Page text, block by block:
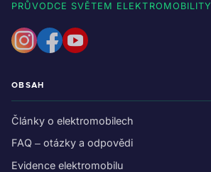
PRŮVODCE SVĚTEM ELEKTROMOBILITY
OBSAH
Články o elektromobilech
FAQ – otázky a odpovědi
Evidence elektromobilu